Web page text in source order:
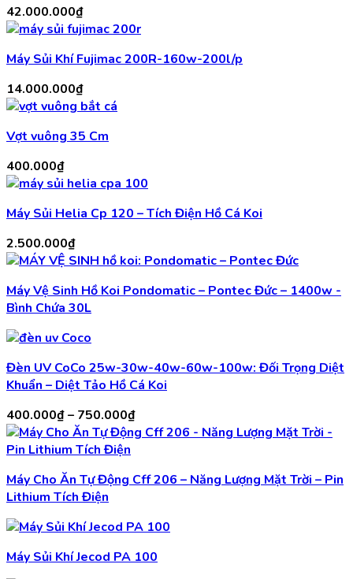
42.000.000₫
Máy Sủi Khí Fujimac 200R-160w-200l/p
14.000.000₫
Vợt vuông 35 Cm
400.000₫
Máy Sủi Helia Cp 120 – Tích Điện Hồ Cá Koi
2.500.000₫
Máy Vệ Sinh Hồ Koi Pondomatic – Pontec Đức – 1400w -
Bình Chứa 30L
Đèn UV CoCo 25w-30w-40w-60w-100w: Đối Trọng Diệt
Khuẩn – Diệt Tảo Hồ Cá Koi
400.000₫– 750.000₫Khoảng
giá:
đến
Máy Cho Ăn Tự Động Cff 206 – Năng Lượng Mặt Trời – Pin
Lithium Tích Điện
Máy Sủi Khí Jecod PA 100